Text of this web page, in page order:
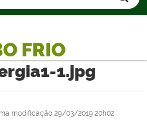
FRIO
1.jpg
modificação 29/03/2019 20h02